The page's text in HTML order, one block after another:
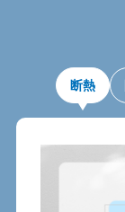
断熱